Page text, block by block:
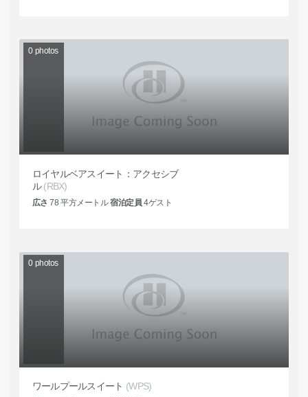
0 photos
ロイヤルベアスイート：アクセシブ
ル (RBX)
広さ 78 平方メートル宿泊定員 4ゲスト
0 photos
ワールプールスイート (WPS)